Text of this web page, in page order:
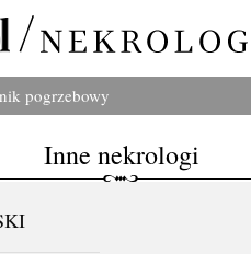
pogrzebowy
Inne nekrologi